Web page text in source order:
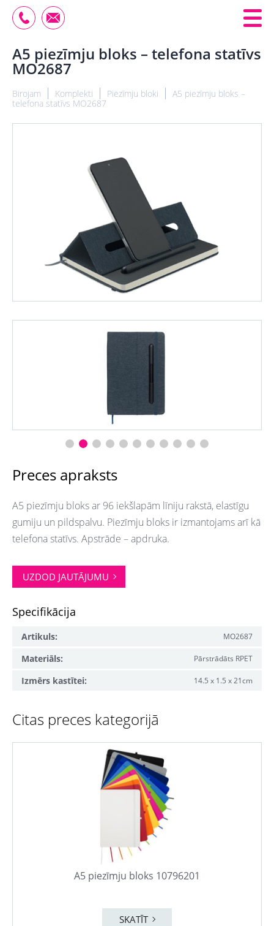
A5 piezīmju bloks – telefona statīvs
MO2687
Birojam Komplekti Piezīmju bloki
A5 piezīmju bloks –
telefona statīvs MO2687
Preces apraksts
A5 piezīmju bloks ar 96 iekšlapām līniju rakstā, elastīgu
gumiju un pildspalvu. Piezīmju bloks ir izmantojams arī kā
telefona statīvs. Apstrāde – apdruka.
UZDOD JAUTĀJUMU
Specifikācija
Artikuls: MO2687
Materiāls: Pārstrādāts RPET
Izmērs kastītei: 14.5 x 1.5 x 21cm
Citas preces kategorijā
A5 piezīmju bloks 10796201
SKATĪT